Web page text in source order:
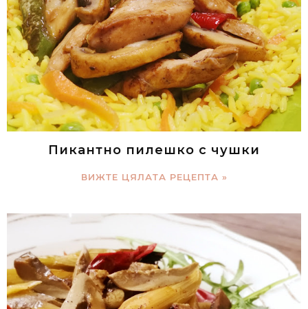
Пикантно пилешко с чушки
ВИЖТЕ ЦЯЛАТА РЕЦЕПТА »